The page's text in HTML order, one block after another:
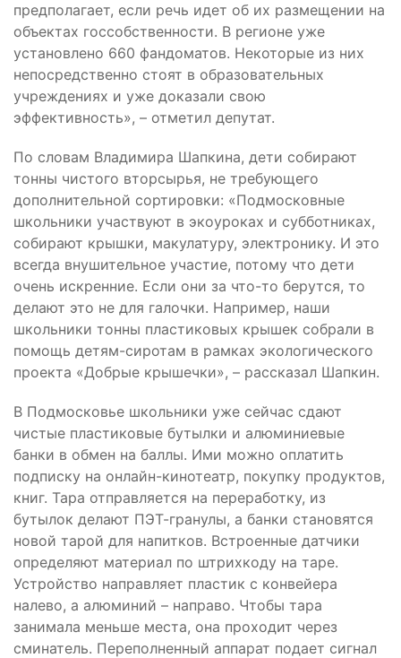
предполагает, если речь идет об их размещении на
объектах госсобственности. В регионе уже
установлено 660 фандоматов. Некоторые из них
непосредственно стоят в образовательных
учреждениях и уже доказали свою
эффективность», – отметил депутат.
По словам Владимира Шапкина, дети собирают
тонны чистого вторсырья, не требующего
дополнительной сортировки: «Подмосковные
школьники участвуют в экоуроках и субботниках,
собирают крышки, макулатуру, электронику. И это
всегда внушительное участие, потому что дети
очень искренние. Если они за что-то берутся, то
делают это не для галочки. Например, наши
школьники тонны пластиковых крышек собрали в
помощь детям-сиротам в рамках экологического
проекта «Добрые крышечки», – рассказал Шапкин.
В Подмосковье школьники уже сейчас сдают
чистые пластиковые бутылки и алюминиевые
банки в обмен на баллы. Ими можно оплатить
подписку на онлайн-кинотеатр, покупку продуктов,
книг. Тара отправляется на переработку, из
бутылок делают ПЭТ-гранулы, а банки становятся
новой тарой для напитков. Встроенные датчики
определяют материал по штрихкоду на таре.
Устройство направляет пластик с конвейера
налево, а алюминий – направо. Чтобы тара
занимала меньше места, она проходит через
сминатель. Переполненный аппарат подает сигнал